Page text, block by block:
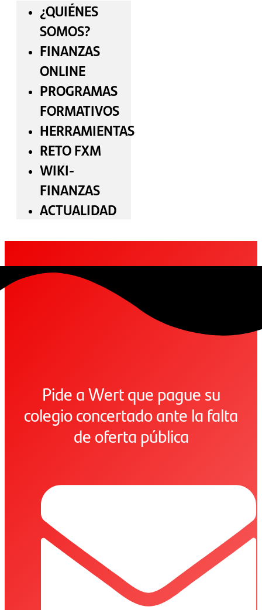
¿QUIÉNES
SOMOS?
FINANZAS
ONLINE
PROGRAMAS
FORMATIVOS
HERRAMIENTAS
RETO FXM
WIKI-
FINANZAS
ACTUALIDAD
Pide a Wert que pague su
colegio concertado ante la falta
de oferta pública